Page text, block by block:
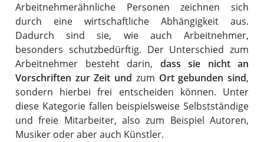
Arbeitnehmerähnliche Personen zeichnen sich
durch eine wirtschaftliche Abhängigkeit aus.
Dadurch sind sie, wie auch Arbeitnehmer,
besonders schutzbedürftig. Der Unterschied zum
Arbeitnehmer besteht darin, dass sie nicht an
Vorschriften zur Zeit und zum Ort gebunden sind,
sondern hierbei frei entscheiden können. Unter
diese Kategorie fallen beispielsweise Selbstständige
und freie Mitarbeiter, also zum Beispiel Autoren,
Musiker oder aber auch Künstler.